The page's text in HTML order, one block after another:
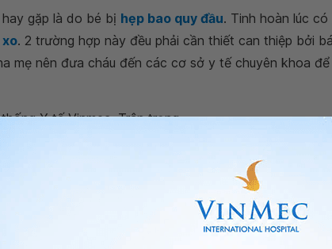
gặp là do bé bị hẹp bao quy đầu. Tinh hoàn lúc có
. 2 trường hợp này đều phải cần thiết can thiệp bởi
mẹ nên đưa cháu đến các cơ sở y tế chuyên khoa
Y tế Vinmec. Trân trọng.
- Khoa Ngoại tổng hợp - Bệnh viện Đa khoa Quốc tế
có phải do hẹp bao quy đầu?